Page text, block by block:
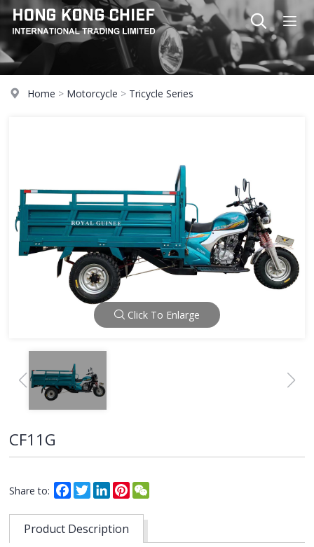
Home > Motorcycle > Tricycle Series
Click To Enlarge
CF11G
Share to: Facebook
TwitterLinkedInPinterest
Product Description